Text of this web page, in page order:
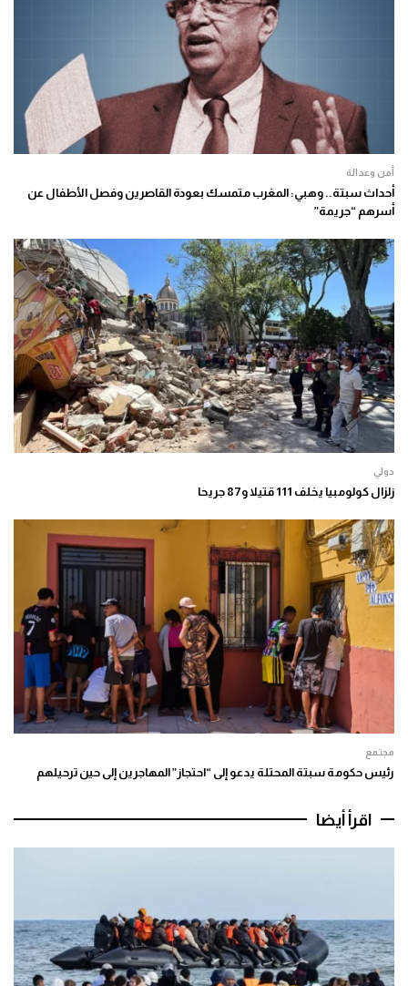
أمن وعدالة
أحداث سبتة.. وهبي: المغرب متمسك بعودة القاصرين وفصل الأطفال عن
أسرهم “جريمة”
دولي
زلزال كولومبيا يخلف 111 قتيلا و87 جريحا
مجتمع
رئيس حكومة سبتة المحتلة يدعو إلى “احتجاز” المهاجرين إلى حين ترحيلهم
اقرأ أيضا